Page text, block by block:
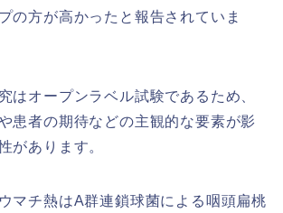
の方が高かったと報告されていま
はオープンラベル試験であるため、
患者の期待などの主観的な要素が影
があります。
マチ熱はA群連鎖球菌による咽頭扁桃